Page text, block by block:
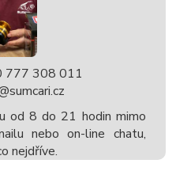
777 308 011
od 8 do 21 hodin mimo
nebo on-line chatu,
nejdříve.